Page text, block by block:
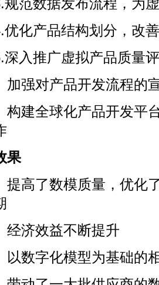
结构划分，改善汽
虚拟产品质量评
产品开发流程的宣
球化产品开发平台
果
数模质量，优化了
效益不断提升
化模型为基础的相